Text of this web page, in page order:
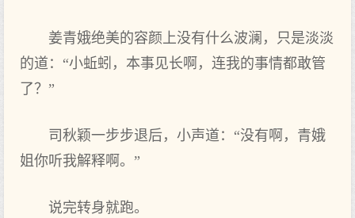
姜青娥绝美的容颜上没有什么波澜，只是淡淡
的道：“小蚯蚓，本事见长啊，连我的事情都敢管
了？”
司秋颖一步步退后，小声道：“没有啊，青娥
姐你听我解释啊。”
说完转身就跑。